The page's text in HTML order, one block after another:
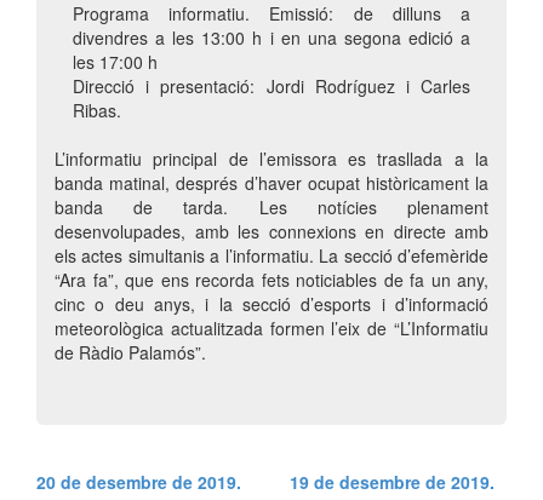
Programa informatiu. Emissió: de dilluns a
divendres a les 13:00 h i en una segona edició a
les 17:00 h
Direcció i presentació: Jordi Rodríguez i Carles
Ribas.
L’informatiu principal de l’emissora es trasllada a la
banda matinal, després d’haver ocupat històricament la
banda de tarda. Les notícies plenament
desenvolupades, amb les connexions en directe amb
els actes simultanis a l’informatiu. La secció d’efemèride
“Ara fa”, que ens recorda fets noticiables de fa un any,
cinc o deu anys, i la secció d’esports i d’informació
meteorològica actualitzada formen l’eix de “L’Informatiu
de Ràdio Palamós”.
20 de desembre de 2019. 19 de desembre de 2019.